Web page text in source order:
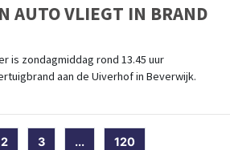
AUTO VLIEGT IN BRAND
is zondagmiddag rond 13.45 uur
aan de Uiverhof in Beverwijk.
2 3 ... 120